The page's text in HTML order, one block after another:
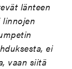
länteen
ei
vaan siitä